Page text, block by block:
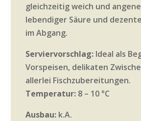
gleichzeitig weich und
lebendiger Säure und
im Abgang.
Serviervorschlag: Ideal als
Vorspeisen, delikaten
allerlei Fischzubereitungen.
Temperatur: 8 – 10 °C
Ausbau: k.A.